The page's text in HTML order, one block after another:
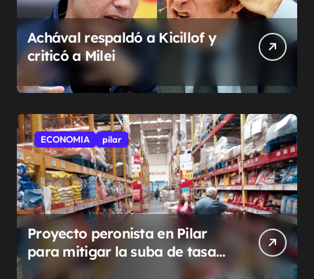
Achával respaldó a Kicillof y
criticó a Milei
ECONOMIA pilar
Proyecto peronista en Pilar
para mitigar la suba de tasas
municipales